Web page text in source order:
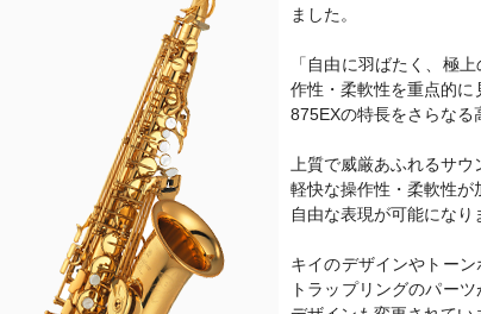
ました。
「自由に羽ばたく、極
作性・柔軟性を重点的に
875EXの特長をさらな
上質で威厳あふれるサ
軽快な操作性・柔軟性
自由な表現が可能になり
キイのデザインやトー
トラップリングのパー